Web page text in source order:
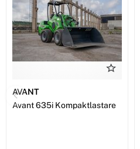
AVANT
Avant 635i Kompaktlastare